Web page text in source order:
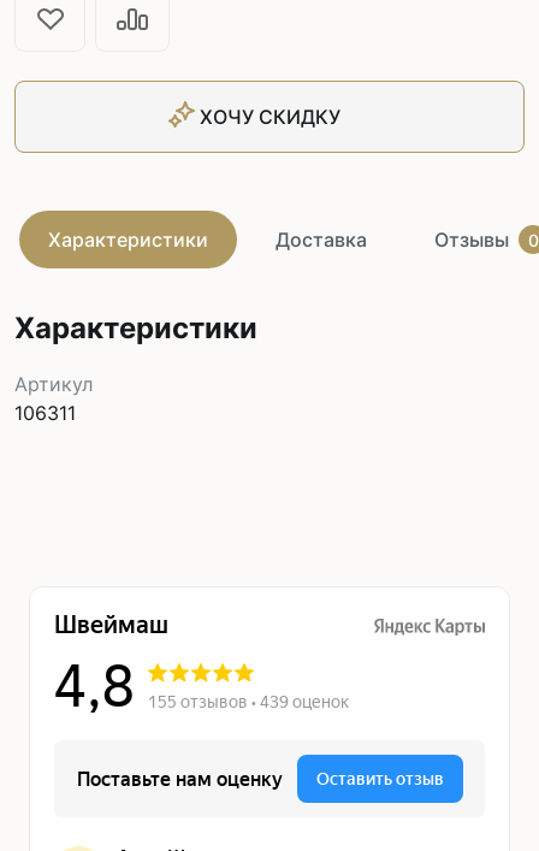
ХОЧУ СКИДКУ
Характеристики Доставка Отзывы 0
Характеристики
Артикул
106311